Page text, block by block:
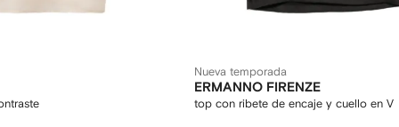
Nueva temporada
ERMANNO FIRENZE
top con ribete de encaje y cuello en V